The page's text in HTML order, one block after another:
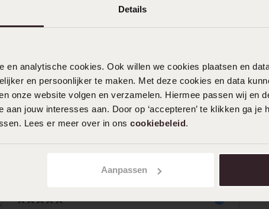
Details
en analytische cookies. Ook willen we cookies plaatsen en
en persoonlijker te maken. Met deze cookies en data
onze website volgen en verzamelen. Hiermee passen wij en
aan jouw interesses aan. Door op ‘accepteren’ te klikken ga je
Lees er meer over in ons cookiebeleid.
Aanpassen
Filter